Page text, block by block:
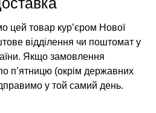
цей товар кур’єром Нової
відділення чи поштомат у
Якщо замовлення
п’ятницю (окрім державних
у той самий день.